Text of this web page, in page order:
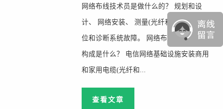
网络布线技术员是做什么的？ 规划和设
计、 网络安装、 测量(光纤和铜) 识别、 定
位和诊断系统故障。 网络布线技术人员的
构成是什么？ 电信网络基础设施安装商用
和家用电缆(光纤和...
查看文章